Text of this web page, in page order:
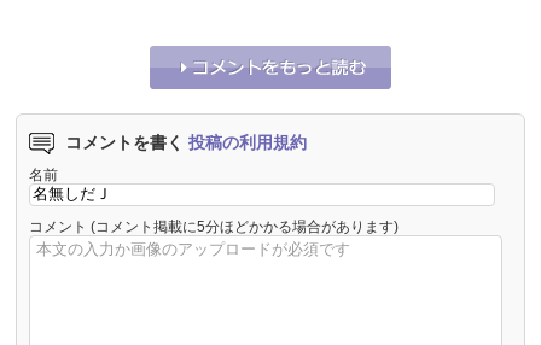
コメントを書く 投稿の利用規約
名前
コメント (コメント掲載に5分ほどかかる場合があります)